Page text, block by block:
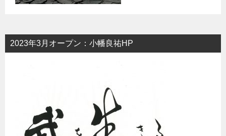
2023年3月オープン：小幡良祐HP